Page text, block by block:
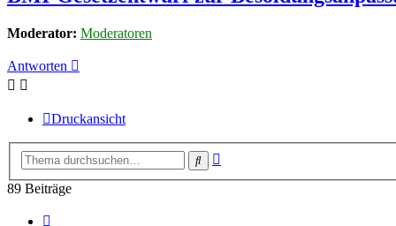
Moderator: Moderatoren
Antworten
Druckansicht
Suche
89 Beiträge